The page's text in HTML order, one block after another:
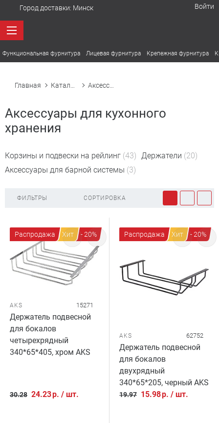
Город доставки: Минск Войти
Функциональная фурнитура Лицевая фурнитура Крепежная фурнитура
Главная
Аксессуары для кухонного
хранения
Корзины и подвески на рейлинг (43) Держатели (20)
Аксессуары для барной системы (3)
ФИЛЬТРЫ СОРТИРОВКА
Распродажа Хит - 20%
AKS 15271
Держатель подвесной
для бокалов
четырехрядный
340*65*405, хром AKS
30.28 24.23р. / шт.
Распродажа Хит - 20%
AKS 62752
Держатель подвесной
для бокалов
двухрядный
340*65*205, черный AKS
19.97 15.98р. / шт.